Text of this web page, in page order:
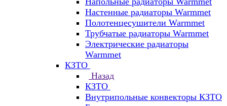
Настенные радиаторы Warmmet
Полотенцесушители Warmmet
Трубчатые радиаторы Warmmet
Электрические радиаторы
Warmmet
КЗТО
Назад
КЗТО
Внутрипольные конвекторы КЗТО